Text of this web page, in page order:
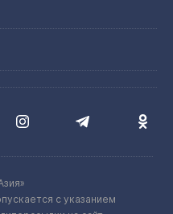
с указанием